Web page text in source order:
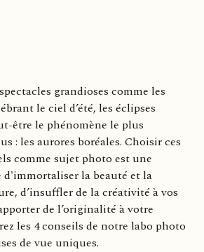
grandioses comme les
le ciel d’été, les éclipses
être le phénomène le plus
: les aurores boréales. Choisir ces
comme sujet photo est une
la beauté et la
d’insuffler de la créativité à vos
de l’originalité à votre
les 4 conseils de notre labo photo
de vue uniques.